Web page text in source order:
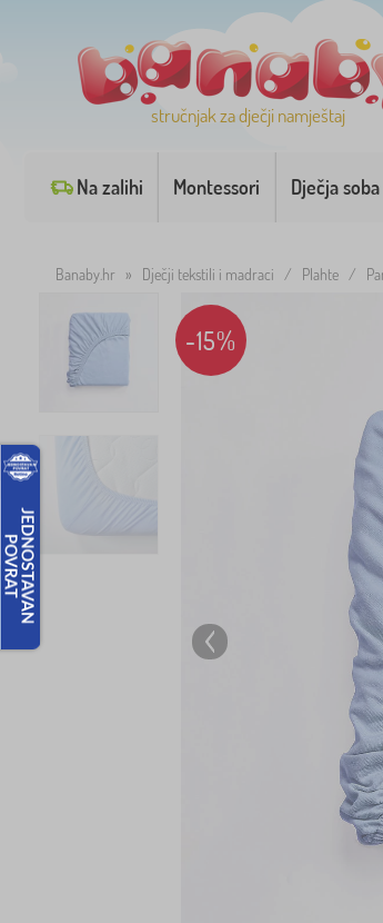
stručnjak za dječji namještaj
Na zalihi Montessori Dječja soba
Banaby.hr » Dječji tekstili i madraci / Plahte /
-15%